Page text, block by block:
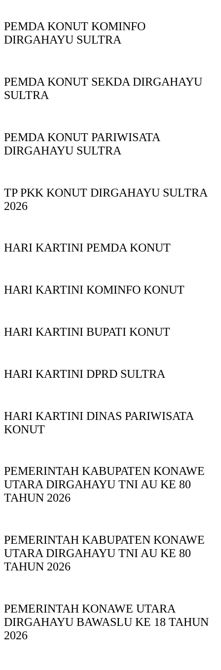
PEMDA KONUT KOMINFO
DIRGAHAYU SULTRA
PEMDA KONUT SEKDA DIRGAHAYU
SULTRA
PEMDA KONUT PARIWISATA
DIRGAHAYU SULTRA
TP PKK KONUT DIRGAHAYU SULTRA
2026
HARI KARTINI PEMDA KONUT
HARI KARTINI KOMINFO KONUT
HARI KARTINI BUPATI KONUT
HARI KARTINI DPRD SULTRA
HARI KARTINI DINAS PARIWISATA
KONUT
PEMERINTAH KABUPATEN KONAWE
UTARA DIRGAHAYU TNI AU KE 80
TAHUN 2026
PEMERINTAH KABUPATEN KONAWE
UTARA DIRGAHAYU TNI AU KE 80
TAHUN 2026
PEMERINTAH KONAWE UTARA
DIRGAHAYU BAWASLU KE 18 TAHUN
2026